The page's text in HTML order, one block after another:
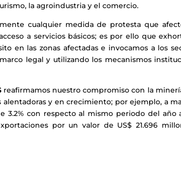
la agroindustria y el comercio.
cualquier medida de protesta que
a servicios básicos; es por ello que
en las zonas afectadas e invocamos a los
legal y utilizando los mecanismos
reafirmamos nuestro compromiso con la
alentadoras y en crecimiento; por ejemplo, a
3.2% con respecto al mismo periodo del año
por un valor de US$ 21.696